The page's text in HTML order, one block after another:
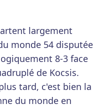
largement
monde 54 disputée
8-3 face
de Kocsis.
tard, c'est bien la
du monde en